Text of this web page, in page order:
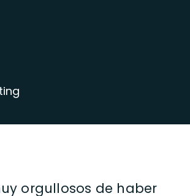
orgullosos de haber